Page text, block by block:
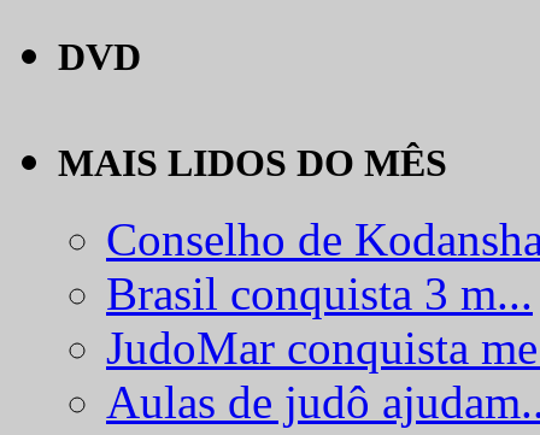
DVD
MAIS LIDOS DO MÊS
Conselho de
Brasil conquista 3 m...
JudoMar conquista
Aulas de judô